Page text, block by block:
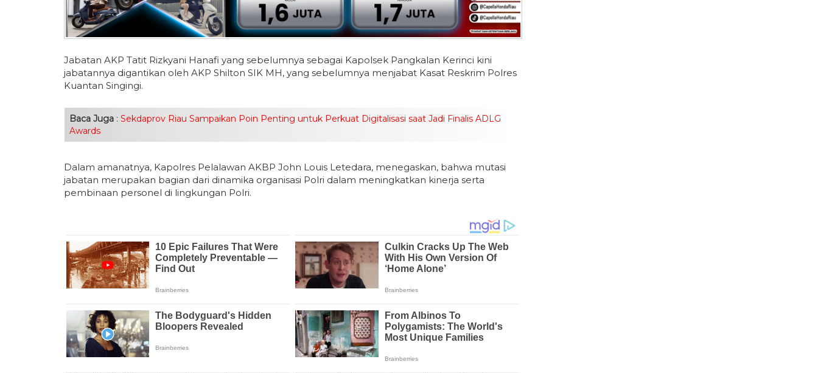
Jabatan AKP Tatit Rizkyani Hanafi yang sebelumnya sebagai Kapolsek Pangkalan Kerinci kini
jabatannya digantikan oleh AKP Shilton SIK MH, yang sebelumnya menjabat Kasat Reskrim Polres
Kuantan Singingi.
Baca Juga : Sekdaprov Riau Sampaikan Poin Penting untuk Perkuat Digitalisasi saat Jadi Finalis ADLG
Awards
Dalam amanatnya, Kapolres Pelalawan AKBP John Louis Letedara, menegaskan, bahwa mutasi
jabatan merupakan bagian dari dinamika organisasi Polri dalam meningkatkan kinerja serta
pembinaan personel di lingkungan Polri.